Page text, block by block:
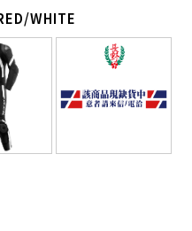
WHITE